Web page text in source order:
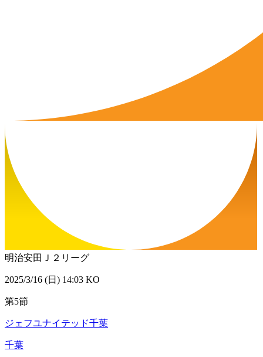
明治安田Ｊ２リーグ
2025/3/16 (日) 14:03 KO
第5節
ジェフユナイテッド千葉
千葉